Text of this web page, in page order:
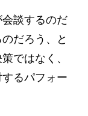
談するのだ
だろう、と
ではなく、
るパフォー